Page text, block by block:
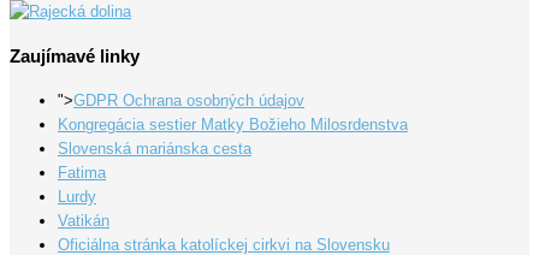
Zaujímavé linky
">GDPR Ochrana osobných údajov
Kongregácia sestier Matky Božieho Milosrdenstva
Slovenská mariánska cesta
Fatima
Lurdy
Vatikán
Oficiálna stránka katolíckej cirkvi na Slovensku